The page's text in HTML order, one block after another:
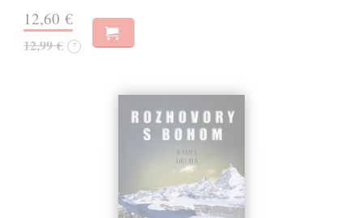
12,60 €
12,99 € ?